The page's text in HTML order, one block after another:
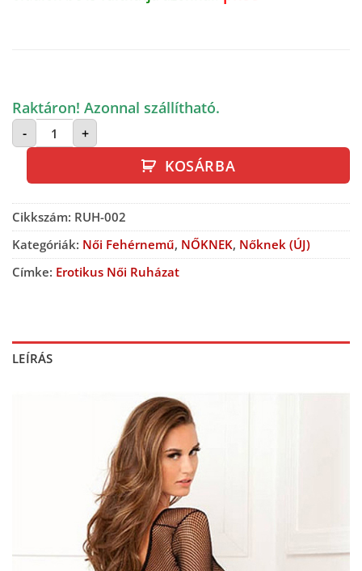
Raktáron! Azonnal szállítható.
- Deep-V Longsleeve Fishnet Bodystocking -
+
KOSÁRBA
Cikkszám: RUH-002
Kategóriák: Női Fehérnemű, NŐKNEK, Nőknek (ÚJ)
Címke: Erotikus Női Ruházat
LEÍRÁS